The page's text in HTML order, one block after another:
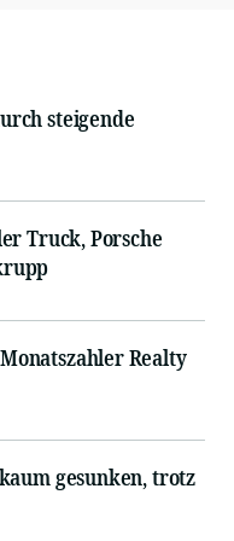
steigende
Truck, Porsche
Realty
gesunken, trotz